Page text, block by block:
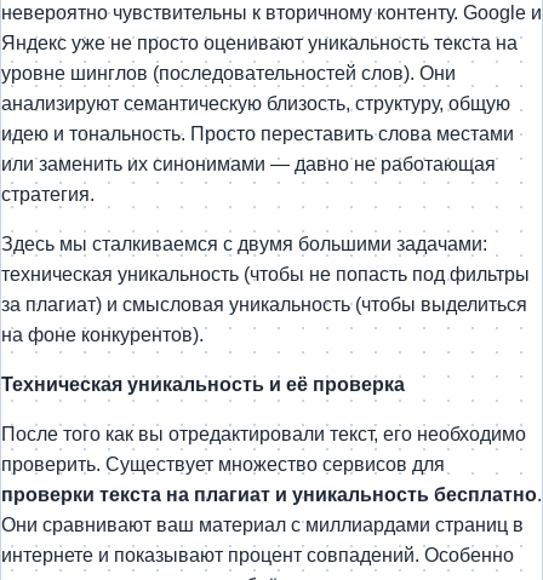
невероятно чувствительны к вторичному контенту. Google и
Яндекс уже не просто оценивают уникальность текста на
уровне шинглов (последовательностей слов). Они
анализируют семантическую близость, структуру, общую
идею и тональность. Просто переставить слова местами
или заменить их синонимами — давно не работающая
стратегия.
Здесь мы сталкиваемся с двумя большими задачами:
техническая уникальность (чтобы не попасть под фильтры
за плагиат) и смысловая уникальность (чтобы выделиться
на фоне конкурентов).
Техническая уникальность и её проверка
После того как вы отредактировали текст, его необходимо
проверить. Существует множество сервисов для
проверки текста на плагиат и уникальность бесплатно.
Они сравнивают ваш материал с миллиардами страниц в
интернете и показывают процент совпадений. Особенно